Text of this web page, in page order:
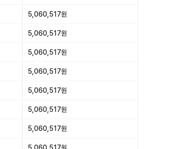
5,060,517원
5,060,517원
5,060,517원
5,060,517원
5,060,517원
5,060,517원
5,060,517원